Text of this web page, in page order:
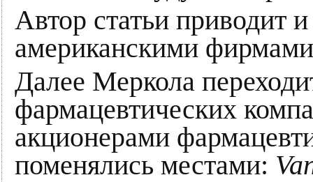
Автор статьи приводит
американскими
Далее Меркола
фармацевтических
акционерами
поменялись местами: